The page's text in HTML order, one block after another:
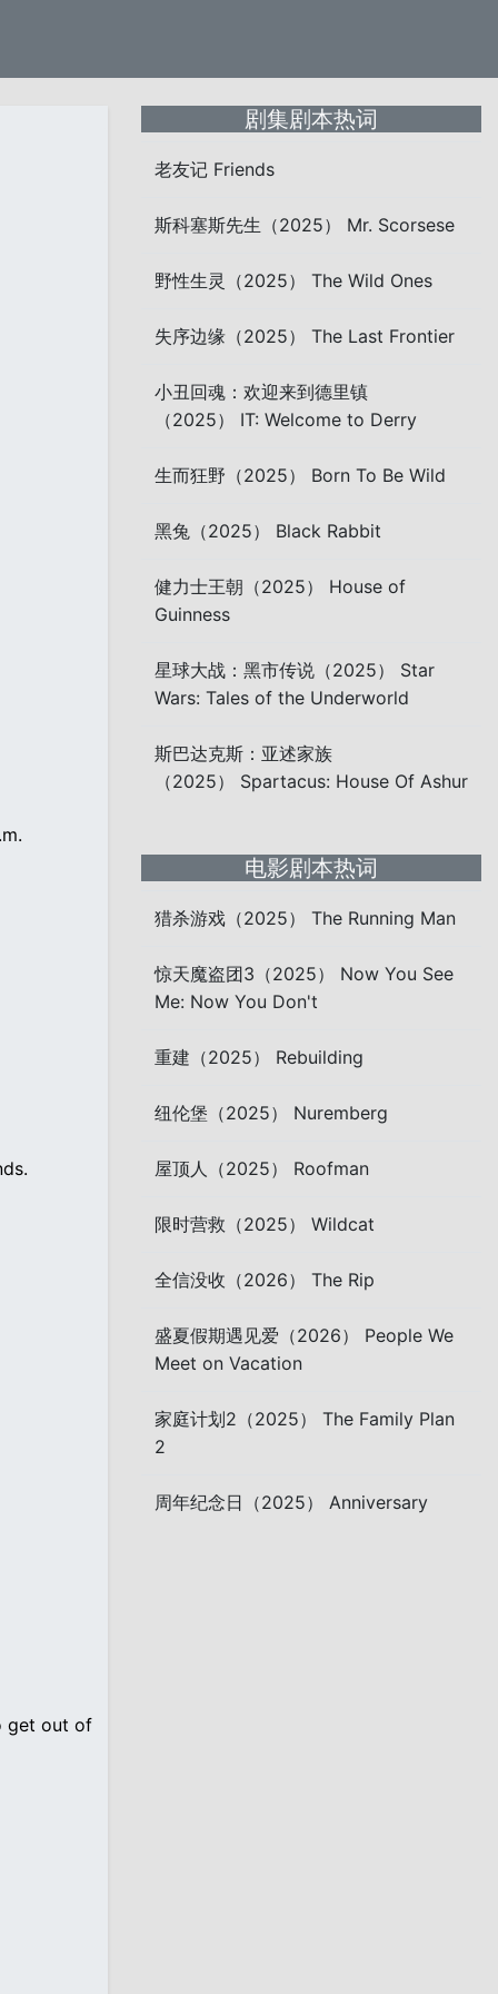
get out of
剧集剧本热词
老友记 Friends
斯科塞斯先生（2025） Mr. Scorsese
野性生灵（2025） The Wild Ones
失序边缘（2025） The Last Frontier
小丑回魂：欢迎来到德里镇
（2025） IT: Welcome to Derry
生而狂野（2025） Born To Be Wild
黑兔（2025） Black Rabbit
健力士王朝（2025） House of
Guinness
星球大战：黑市传说（2025） Star
Wars: Tales of the Underworld
斯巴达克斯：亚述家族
（2025） Spartacus: House Of Ashur
电影剧本热词
猎杀游戏（2025） The Running Man
惊天魔盗团3（2025） Now You See
Me: Now You Don't
重建（2025） Rebuilding
纽伦堡（2025） Nuremberg
屋顶人（2025） Roofman
限时营救（2025） Wildcat
全信没收（2026） The Rip
盛夏假期遇见爱（2026） People We
Meet on Vacation
家庭计划2（2025） The Family Plan
2
周年纪念日（2025） Anniversary